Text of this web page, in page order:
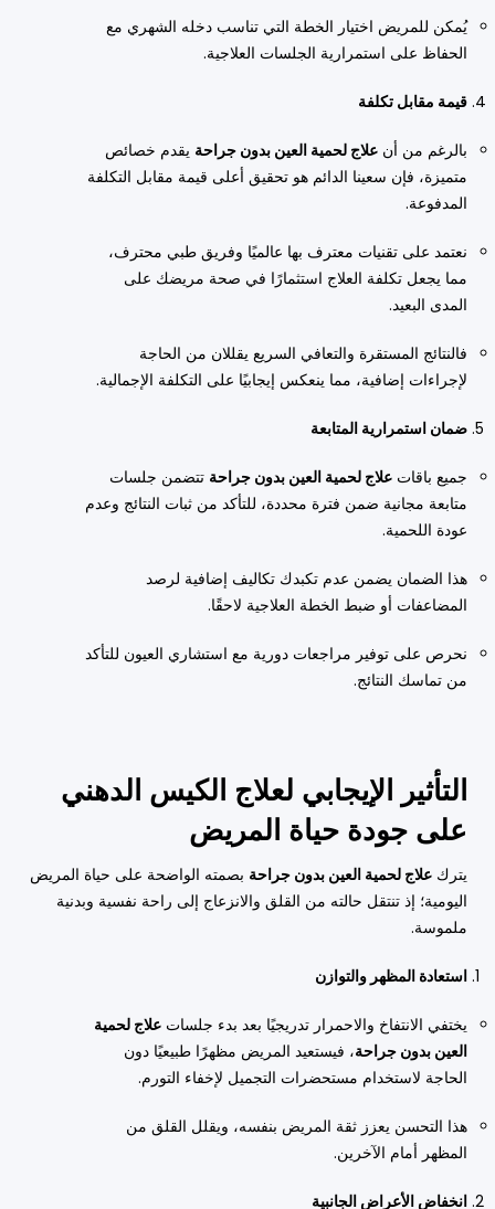
يُمكن للمريض اختيار الخطة التي تناسب دخله الشهري مع
الحفاظ على استمرارية الجلسات العلاجية.
قيمة مقابل تكلفة
بالرغم من أن علاج لحمية العين بدون جراحة يقدم خصائص
متميزة، فإن سعينا الدائم هو تحقيق أعلى قيمة مقابل التكلفة
المدفوعة.
نعتمد على تقنيات معترف بها عالميًا وفريق طبي محترف،
مما يجعل تكلفة العلاج استثمارًا في صحة مريضك على
المدى البعيد.
فالنتائج المستقرة والتعافي السريع يقللان من الحاجة
لإجراءات إضافية، مما ينعكس إيجابيًا على التكلفة الإجمالية.
ضمان استمرارية المتابعة
جميع باقات علاج لحمية العين بدون جراحة تتضمن جلسات
متابعة مجانية ضمن فترة محددة، للتأكد من ثبات النتائج وعدم
عودة اللحمية.
هذا الضمان يضمن عدم تكبدك تكاليف إضافية لرصد
المضاعفات أو ضبط الخطة العلاجية لاحقًا.
نحرص على توفير مراجعات دورية مع استشاري العيون للتأكد
من تماسك النتائج.
التأثير الإيجابي لعلاج الكيس الدهني
على جودة حياة المريض
يترك علاج لحمية العين بدون جراحة بصمته الواضحة على حياة المريض
اليومية؛ إذ تنتقل حالته من القلق والانزعاج إلى راحة نفسية وبدنية
ملموسة.
استعادة المظهر والتوازن
يختفي الانتفاخ والاحمرار تدريجيًا بعد بدء جلسات علاج لحمية
العين بدون جراحة، فيستعيد المريض مظهرًا طبيعيًا دون
الحاجة لاستخدام مستحضرات التجميل لإخفاء التورم.
هذا التحسن يعزز ثقة المريض بنفسه، ويقلل القلق من
المظهر أمام الآخرين.
انخفاض الأعراض الجانبية